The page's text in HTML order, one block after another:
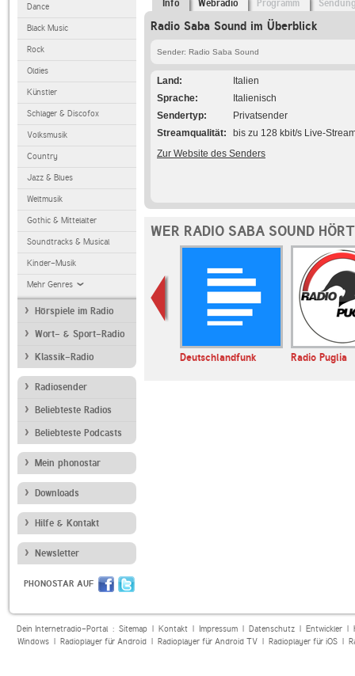
Dance
Black Music
Rock
Oldies
Künstler
Schlager & Discofox
Volksmusik
Country
Jazz & Blues
Weltmusik
Gothic & Mittelalter
Soundtracks & Musical
Kinder-Musik
Mehr Genres
Hörspiele im Radio
Wort- & Sport-Radio
Klassik-Radio
Radiosender
Beliebteste Radios
Beliebteste Podcasts
Mein phonostar
Downloads
Hilfe & Kontakt
Newsletter
PHONOSTAR AUF
Info Webradio Programm
Radio Saba Sound im Überblick
Sender: Radio Saba Sound
Land
Italien
Sprache
Italienisch
Sendertyp
Privatsender
Streamqualität
bis zu 128 kbit/s Live-
Zur Website des Senders
WER RADIO SABA SOUND
Deutschlandfunk Radio Puglia
Dein Internetradio-Portal : Sitemap| Kontakt| Impressum| Datenschutz| Entwickler|
Windows| Radioplayer für Android| Radioplayer für Android TV| Radioplayer für iOS|